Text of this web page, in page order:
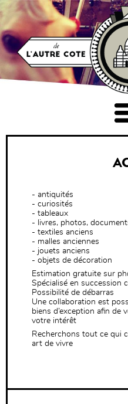
Accéder
VIEUX
OBJETS
- antiquités
- curiosités
- tableaux
- livres, photos,
- textiles anciens
- malles anciennes
- jouets anciens
- objets de décoration
Estimation gratuite sur
Spécialisé en succession
Possibilité de débarras
Une collaboration est
biens d’exception afin de
votre intérêt
Recherchons tout ce qui
art de vivre